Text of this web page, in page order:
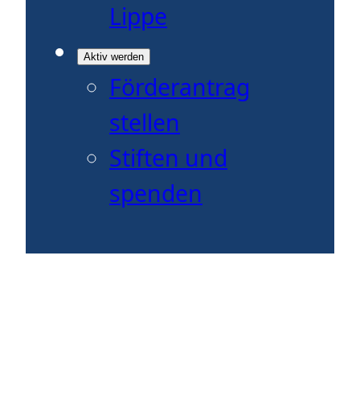
Lippe
Aktiv werden
Förderantrag
stellen
Stiften und
spenden